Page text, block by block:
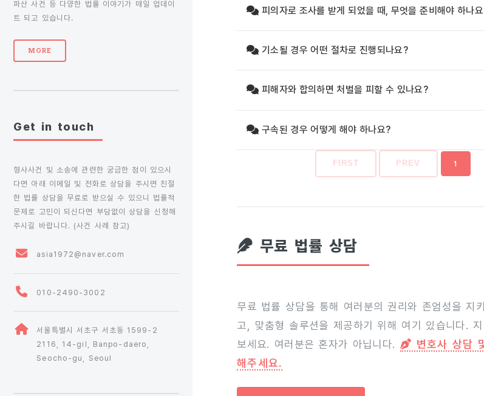
피의자로 조사를 받게 되었을 때, 무엇을 준비해야 하나
기소될 경우 어떤 절차로 진행되나요?
피해자와 합의하면 처벌을 피할 수 있나요?
구속된 경우 어떻게 해야 하나요?
FIRST PREV 1
무료 법률 상담
무료 법률 상담을 통해 여러분의 권리와 존엄성을 지
고, 맞춤형 솔루션을 제공하기 위해 여기 있습니다.
보세요. 여러분은 혼자가 아닙니다.
변호사 상담
해주세요.
파산 사건 등 다양한 법률 이야기가 매일 업데이
트 되고 있습니다.
MORE
Get in touch
형사사건 및 소송에 관련한 궁금한 점이 있으시
다면 아래 이메일 및 전화로 상담을 주시면 친절
한 법률 상담을 무료로 받으실 수 있으니 법률적
문제로 고민이 되신다면 부담없이 상담을 신청해
주시길 바랍니다. (사건 사례 참고)
asia1972@naver.com
010-2490-3002
서울특별시 서초구 서초동 1599-2
2116, 14-gil, Banpo-daero,
Seocho-gu, Seoul